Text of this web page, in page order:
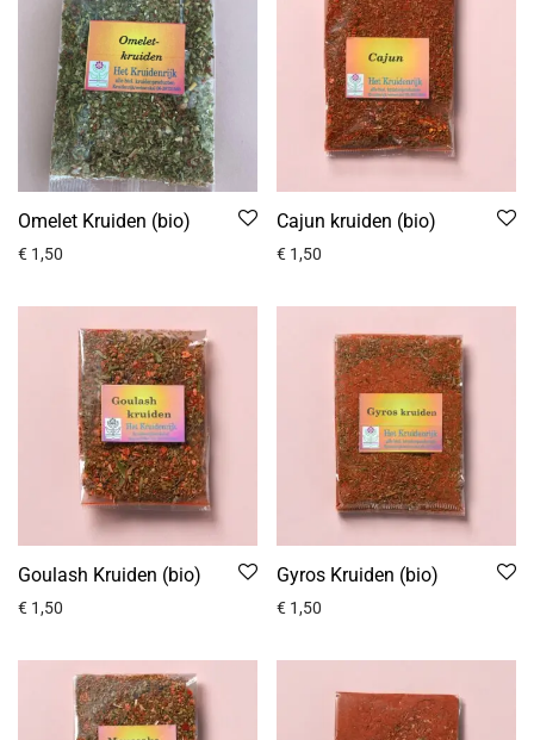
Omelet Kruiden (bio)
€ 1,50
Cajun kruiden (bio)
€ 1,50
Goulash Kruiden (bio)
€ 1,50
Gyros Kruiden (bio)
€ 1,50